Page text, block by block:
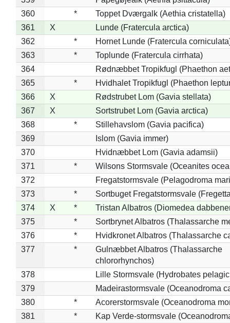
360
*
Toppet Dværgalk (Aethia cristatella)
361
X
Lunde (Fratercula arctica)
362
*
Hornet Lunde (Fratercula
363
*
Toplunde (Fratercula cirrhata)
364
Rødnæbbet Tropikfugl (Phaethon
365
*
Hvidhalet Tropikfugl (Phaethon
366
X
Rødstrubet Lom (Gavia stellata)
367
X
Sortstrubet Lom (Gavia arctica)
368
*
Stillehavslom (Gavia pacifica)
369
Islom (Gavia immer)
370
Hvidnæbbet Lom (Gavia adamsii)
371
*
Wilsons Stormsvale (Oceanites
372
Fregatstormsvale (Pelagodroma
373
*
Sortbuget Fregatstormsvale
374
X *
Tristan Albatros (Diomedea
375
*
Sortbrynet Albatros (Thalassarche
376
*
Hvidkronet Albatros (Thalassarche
377
*
Gulnæbbet Albatros (Thalassarche
chlororhynchos)
378
Lille Stormsvale (Hydrobates
379
Madeirastormsvale (Oceanodroma
380
*
Acorerstormsvale (Oceanodroma
381
*
Kap Verde-stormsvale